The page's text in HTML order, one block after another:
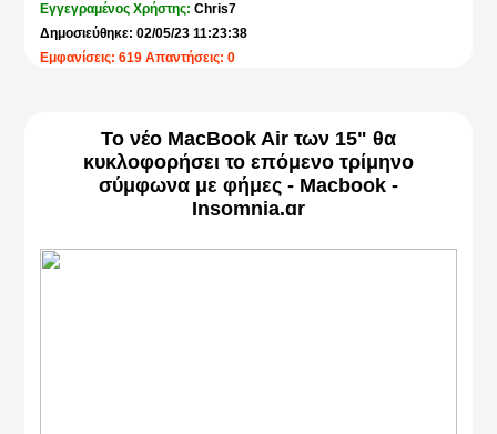
Εγγεγραμένος Χρήστης:Chris7
Δημοσιεύθηκε: 02/05/23 11:23:38
Εμφανίσεις: 619 Απαντήσεις: 0
Το νέο MacBook Air των 15" θα
κυκλοφορήσει το επόμενο τρίμηνο
σύμφωνα με φήμες - Macbook -
Insomnia.gr